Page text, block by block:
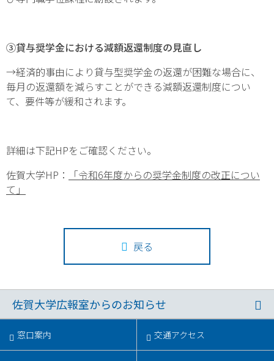
③貸与奨学金における減額返還制度の見直し
→経済的事由により貸与型奨学金の返還が困難な場合に、
毎月の返還額を減らすことができる減額返還制度につい
て、要件等が緩和されます。
詳細は下記HPをご確認ください。
佐賀大学HP：
「令和6年度からの奨学金制度の改正につい
て」
戻る
佐賀大学広報室からのお知らせ
窓口案内 交通アクセス